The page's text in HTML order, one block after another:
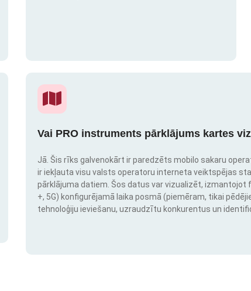
Vai PRO instruments pārklājums kartes
Jā. Šis rīks galvenokārt ir paredzēts mobilo sakaru
ir iekļauta visu valsts operatoru interneta veiktspējas
pārklājuma datiem. Šos datus var vizualizēt, izmantojot
+, 5G) konfigurējamā laika posmā (piemēram, tikai
tehnoloģiju ieviešanu, uzraudzītu konkurentus un